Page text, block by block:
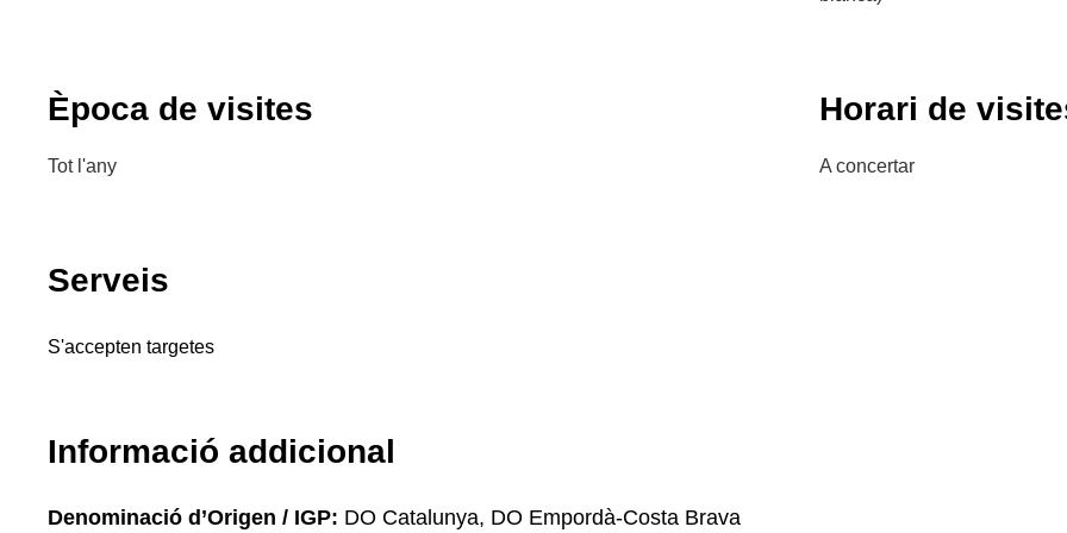
Època de visites
Tot l'any
Horari de
A concertar
Serveis
S'accepten targetes
Informació addicional
Denominació d’Origen / IGP: DO Catalunya, DO Empordà-Costa Brava